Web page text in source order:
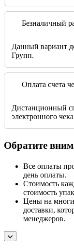
Безналичный
Данный вариант
Групп.
Оплата счета
Дистанционный
электронного
Обратите
Все оплаты
день оплаты.
Стоимость
стоимость
Цены на
доставки,
менеджеров.